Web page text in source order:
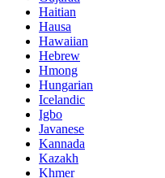
Haitian
Hausa
Hawaiian
Hebrew
Hmong
Hungarian
Icelandic
Igbo
Javanese
Kannada
Kazakh
Khmer